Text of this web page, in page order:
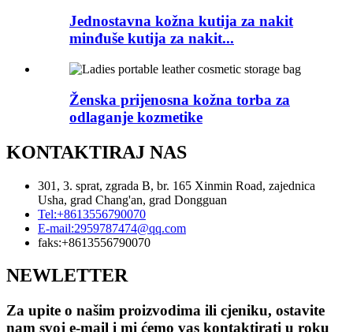
Jednostavna kožna kutija za nakit
minđuše kutija za nakit...
Ženska prijenosna kožna torba za
odlaganje kozmetike
KONTAKTIRAJ NAS
301, 3. sprat, zgrada B, br. 165 Xinmin Road, zajednica
Usha, grad Chang'an, grad Dongguan
Tel:+8613556790070
E-mail:2959787474@qq.com
faks:+8613556790070
NEWLETTER
Za upite o našim proizvodima ili cjeniku, ostavite
nam svoj e-mail i mi ćemo vas kontaktirati u roku